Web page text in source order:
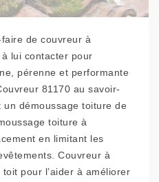
de couvreur à
à lui contacter pour
pérenne et performante
81170 au savoir-
démoussage toiture de
toiture à
en limitant les
Couvreur à
pour l’aider à améliorer